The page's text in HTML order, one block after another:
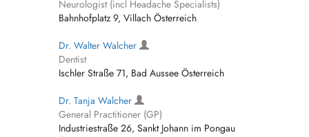
Neurologist (incl Headache Specialists)
Bahnhofplatz 9, Villach Österreich
Dr. Walter Walcher
Dentist
Ischler Straße 71, Bad Aussee Österreich
Dr. Tanja Walcher
General Practitioner (GP)
Industriestraße 26, Sankt Johann im Pongau